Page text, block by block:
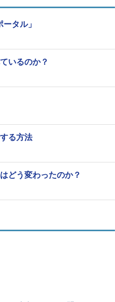
Server Forward Rule - UDP」のペア
てしまったので分かりませ
1809のPCでも50（25のペ
ずです（その理由は後ほど
10 バージョン1809のPC
再起動すると、再び2つの規
て起動でも同じです。再起動
タル」
いるのか？
る方法
どう変わったのか？